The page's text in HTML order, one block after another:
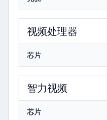
视频处理器
芯片
智力视频
芯片